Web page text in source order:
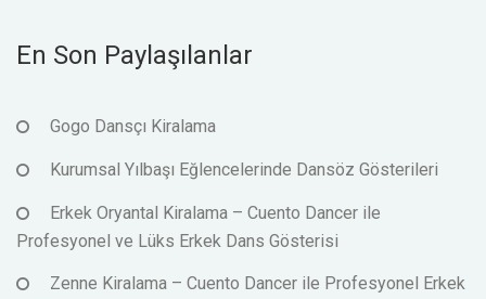
En Son Paylaşılanlar
Gogo Dansçı Kiralama
Kurumsal Yılbaşı Eğlencelerinde Dansöz Gösterileri
Erkek Oryantal Kiralama – Cuento Dancer ile
Profesyonel ve Lüks Erkek Dans Gösterisi
Zenne Kiralama – Cuento Dancer ile Profesyonel Erkek